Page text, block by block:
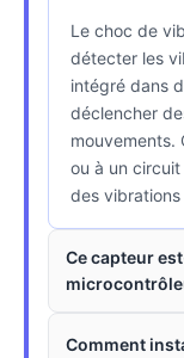
Le choc de
détecter les
intégré dans
déclencher
mouvements.
ou à un
des
Ce capteur
Comment